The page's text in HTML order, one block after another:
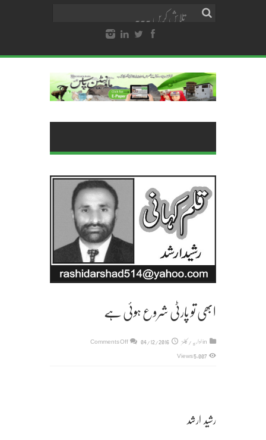
ابھی تو پارٹی شروع ہوئی ہے
inاداریہ / کالمز 04/12/2016
Comments Off
on
5,007 Views
رشید ارشد